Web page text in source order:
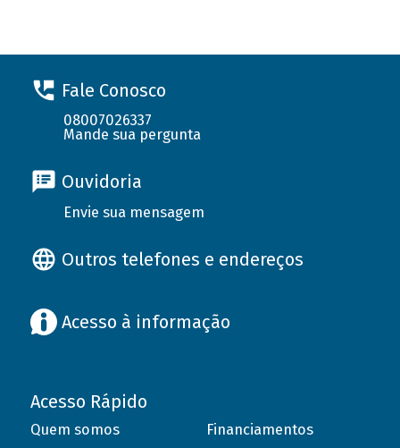
Fale Conosco
08007026337
Mande sua pergunta
Ouvidoria
Envie sua mensagem
Outros telefones e endereços
Acesso à informação
Acesso Rápido
Quem somos
Financiamentos